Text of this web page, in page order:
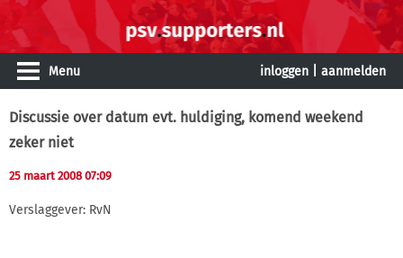
Menu inloggen aanmelden
Discussie over datum evt. huldiging, komend weekend
zeker niet
25 maart 2008 07:09
Verslaggever: RvN